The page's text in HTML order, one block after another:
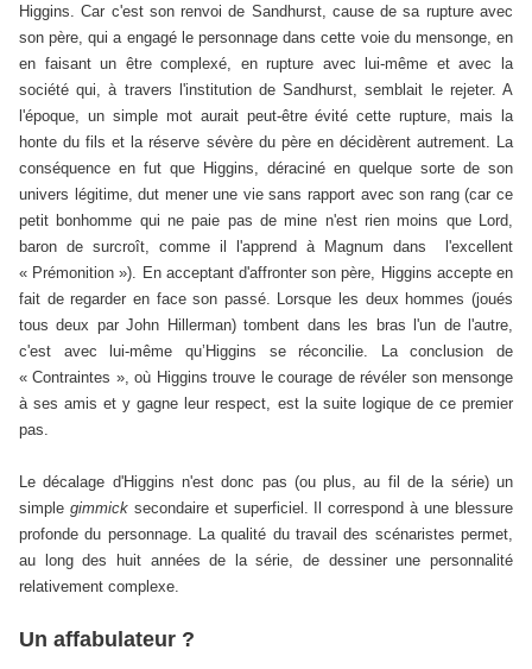
Higgins. Car c'est son renvoi de Sandhurst, cause de sa rupture avec
son père, qui a engagé le personnage dans cette voie du mensonge, en
en faisant un être complexé, en rupture avec lui-même et avec la
société qui, à travers l'institution de Sandhurst, semblait le rejeter. A
l'époque, un simple mot aurait peut-être évité cette rupture, mais la
honte du fils et la réserve sévère du père en décidèrent autrement. La
conséquence en fut que Higgins, déraciné en quelque sorte de son
univers légitime, dut mener une vie sans rapport avec son rang (car ce
petit bonhomme qui ne paie pas de mine n'est rien moins que Lord,
baron de surcroît, comme il l'apprend à Magnum dans l'excellent
« Prémonition »). En acceptant d'affronter son père, Higgins accepte en
fait de regarder en face son passé. Lorsque les deux hommes (joués
tous deux par John Hillerman) tombent dans les bras l'un de l'autre,
c'est avec lui-même qu’Higgins se réconcilie. La conclusion de
« Contraintes », où Higgins trouve le courage de révéler son mensonge
à ses amis et y gagne leur respect, est la suite logique de ce premier
pas.
Le décalage d'Higgins n'est donc pas (ou plus, au fil de la série) un
simple gimmick secondaire et superficiel. Il correspond à une blessure
profonde du personnage. La qualité du travail des scénaristes permet,
au long des huit années de la série, de dessiner une personnalité
relativement complexe.
Un affabulateur ?